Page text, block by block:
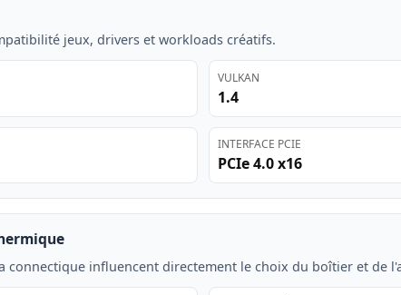
jeux, drivers et workloads créatifs.
VULKAN
1.4
INTERFACE PCIE
PCIe 4.0 x16
connectique influencent directement le choix du boîtier et de